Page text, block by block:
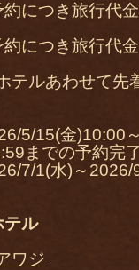
約につき旅行代
約につき旅行代
テルあわせて先
5/15(金)10:00～
までの予約完
7/1(水)～
テル
ワジ